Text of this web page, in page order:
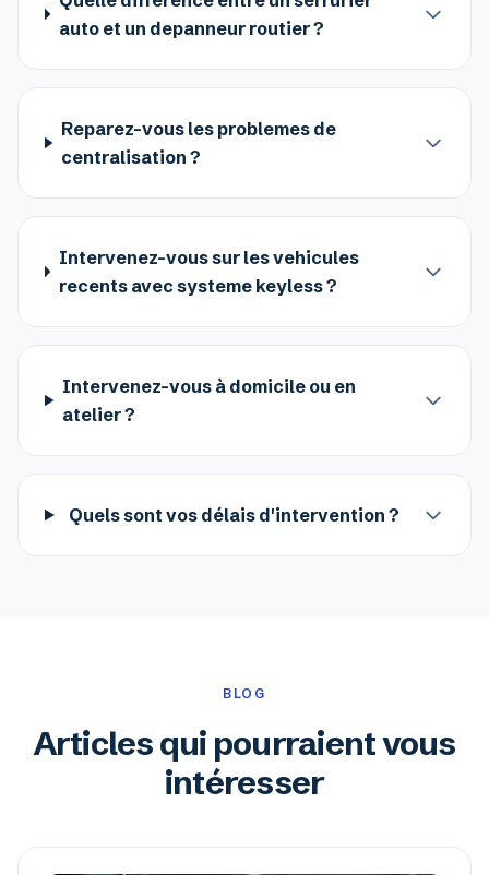
auto et un depanneur routier ?
Reparez-vous les problemes de
centralisation ?
Intervenez-vous sur les vehicules
recents avec systeme keyless ?
Intervenez-vous à domicile ou en
atelier ?
Quels sont vos délais d'intervention ?
BLOG
Articles qui pourraient vous
intéresser